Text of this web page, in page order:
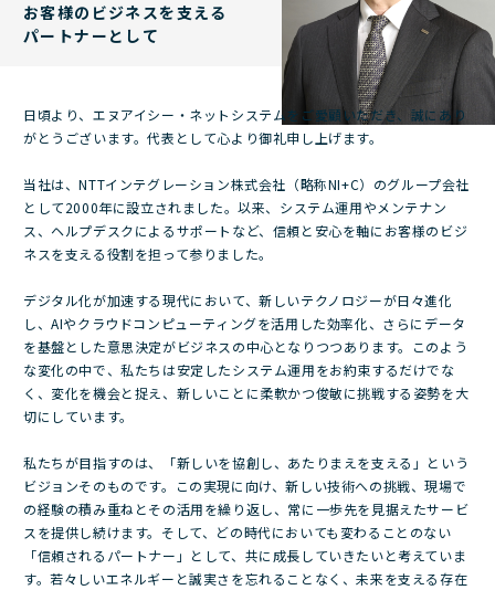
お客様のビジネスを支える
パートナーとして
日頃より、エヌアイシー・ネットシステムをご愛顧いただき、誠にあり
がとうございます。代表として心より御礼申し上げます。
当社は、NTTインテグレーション株式会社（略称NI+C）のグループ会社
として2000年に設立されました。以来、システム運用やメンテナン
ス、ヘルプデスクによるサポートなど、信頼と安心を軸にお客様のビジ
ネスを支える役割を担って参りました。
デジタル化が加速する現代において、新しいテクノロジーが日々進化
し、AIやクラウドコンピューティングを活用した効率化、さらにデータ
を基盤とした意思決定がビジネスの中心となりつつあります。このよう
な変化の中で、私たちは安定したシステム運用をお約束するだけでな
く、変化を機会と捉え、新しいことに柔軟かつ俊敏に挑戦する姿勢を大
切にしています。
私たちが目指すのは、「新しいを協創し、あたりまえを支える」という
ビジョンそのものです。この実現に向け、新しい技術への挑戦、現場で
の経験の積み重ねとその活用を繰り返し、常に一歩先を見据えたサービ
スを提供し続けます。そして、どの時代においても変わることのない
「信頼されるパートナー」として、共に成長していきたいと考えていま
す。若々しいエネルギーと誠実さを忘れることなく、未来を支える存在